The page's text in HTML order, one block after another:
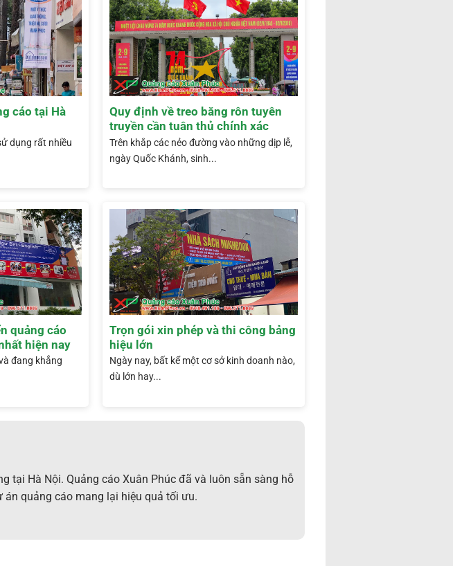
cáo tại Hà
dụng rất nhiều
Quy định về treo băng rôn tuyên
truyền cần tuân thủ chính xác
Trên khắp các nẻo đường vào những dịp lễ,
ngày Quốc Khánh, sinh...
quảng cáo
hiện nay
đang khẳng
Trọn gói xin phép và thi công bảng
hiệu lớn
Ngày nay, bất kể một cơ sở kinh doanh nào,
dù lớn hay...
tại Hà Nội. Quảng cáo Xuân Phúc đã và luôn sẵn sàng hỗ
quảng cáo mang lại hiệu quả tối ưu.